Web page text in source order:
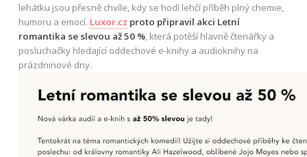
lehátku jsou přesně chvíle, kdy se hodí lehčí příběh plný chemie,
humoru a emocí. Luxor.cz proto připravil akci Letní
romantika se slevou až 50 %, která potěší hlavně čtenářky a
posluchačky hledající oddechové e-knihy a audioknihy na
prázdninové dny.